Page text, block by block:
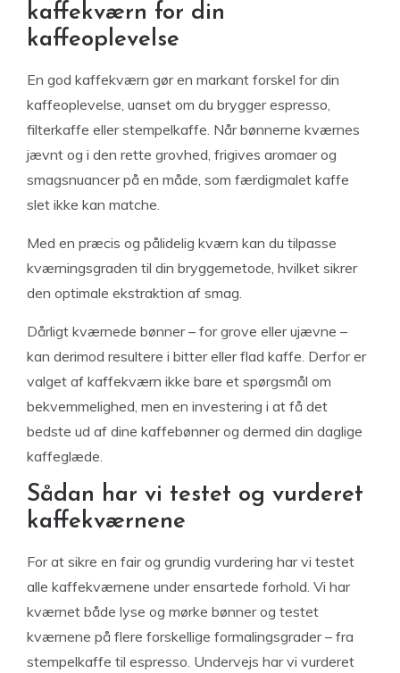
kaffekværn for din
kaffeoplevelse
En god kaffekværn gør en markant forskel for din
kaffeoplevelse, uanset om du brygger espresso,
filterkaffe eller stempelkaffe. Når bønnerne kværnes
jævnt og i den rette grovhed, frigives aromaer og
smagsnuancer på en måde, som færdigmalet kaffe
slet ikke kan matche.
Med en præcis og pålidelig kværn kan du tilpasse
kværningsgraden til din bryggemetode, hvilket sikrer
den optimale ekstraktion af smag.
Dårligt kværnede bønner – for grove eller ujævne –
kan derimod resultere i bitter eller flad kaffe. Derfor er
valget af kaffekværn ikke bare et spørgsmål om
bekvemmelighed, men en investering i at få det
bedste ud af dine kaffebønner og dermed din daglige
kaffeglæde.
Sådan har vi testet og vurderet
kaffekværnene
For at sikre en fair og grundig vurdering har vi testet
alle kaffekværnene under ensartede forhold. Vi har
kværnet både lyse og mørke bønner og testet
kværnene på flere forskellige formalingsgrader – fra
stempelkaffe til espresso. Undervejs har vi vurderet